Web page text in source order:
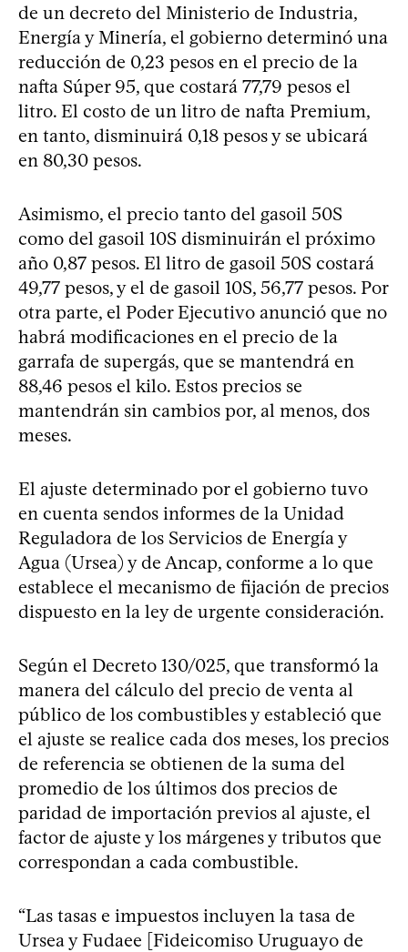
de un decreto del Ministerio de Industria,
Energía y Minería, el gobierno determinó una
reducción de 0,23 pesos en el precio de la
nafta Súper 95, que costará 77,79 pesos el
litro. El costo de un litro de nafta Premium,
en tanto, disminuirá 0,18 pesos y se ubicará
en 80,30 pesos.
Asimismo, el precio tanto del gasoil 50S
como del gasoil 10S disminuirán el próximo
año 0,87 pesos. El litro de gasoil 50S costará
49,77 pesos, y el de gasoil 10S, 56,77 pesos. Por
otra parte, el Poder Ejecutivo anunció que no
habrá modificaciones en el precio de la
garrafa de supergás, que se mantendrá en
88,46 pesos el kilo. Estos precios se
mantendrán sin cambios por, al menos, dos
meses.
El ajuste determinado por el gobierno tuvo
en cuenta sendos informes de la Unidad
Reguladora de los Servicios de Energía y
Agua (Ursea) y de Ancap, conforme a lo que
establece el mecanismo de fijación de precios
dispuesto en la ley de urgente consideración.
Según el Decreto 130/025, que transformó la
manera del cálculo del precio de venta al
público de los combustibles y estableció que
el ajuste se realice cada dos meses, los precios
de referencia se obtienen de la suma del
promedio de los últimos dos precios de
paridad de importación previos al ajuste, el
factor de ajuste y los márgenes y tributos que
correspondan a cada combustible.
“Las tasas e impuestos incluyen la tasa de
Ursea y Fudaee [Fideicomiso Uruguayo de